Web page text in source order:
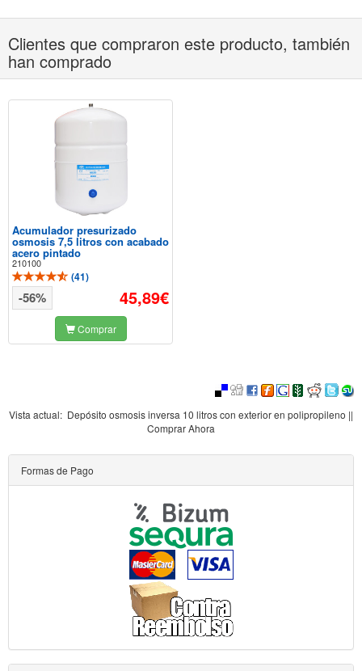
Clientes que compraron este producto, también
han comprado
Acumulador presurizado
osmosis 7,5 litros con acabado
acero pintado
210100
(41)
45,89€
-56%
Comprar
Vista actual: Depósito osmosis inversa 10 litros con exterior en polipropileno ||
Comprar Ahora
Formas de Pago